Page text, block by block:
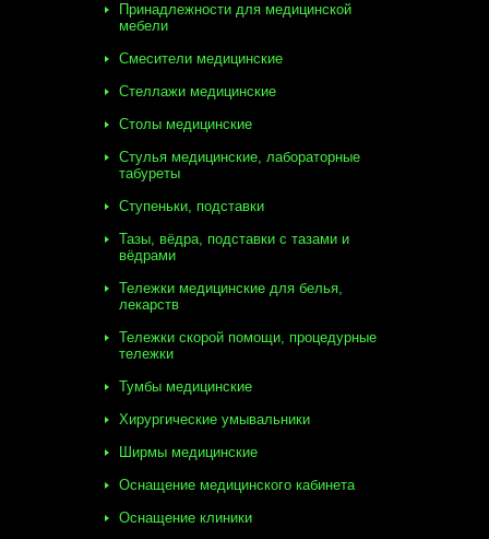
Принадлежности для медицинской
мебели
Смесители медицинские
Стеллажи медицинские
Столы медицинские
Стулья медицинские, лабораторные
табуреты
Ступеньки, подставки
Тазы, вёдра, подставки с тазами и
вёдрами
Тележки медицинские для белья,
лекарств
Тележки скорой помощи, процедурные
тележки
Тумбы медицинские
Хирургические умывальники
Ширмы медицинские
Оснащение медицинского кабинета
Оснащение клиники